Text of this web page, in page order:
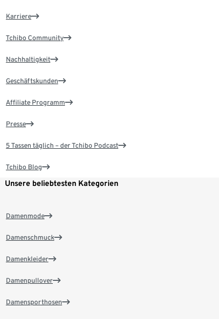
Karriere
Tchibo Community
Nachhaltigkeit
Geschäftskunden
Affiliate Programm
Presse
5 Tassen täglich – der Tchibo Podcast
Tchibo Blog
Unsere beliebtesten Kategorien
Damenmode
Damenschmuck
Damenkleider
Damenpullover
Damensporthosen